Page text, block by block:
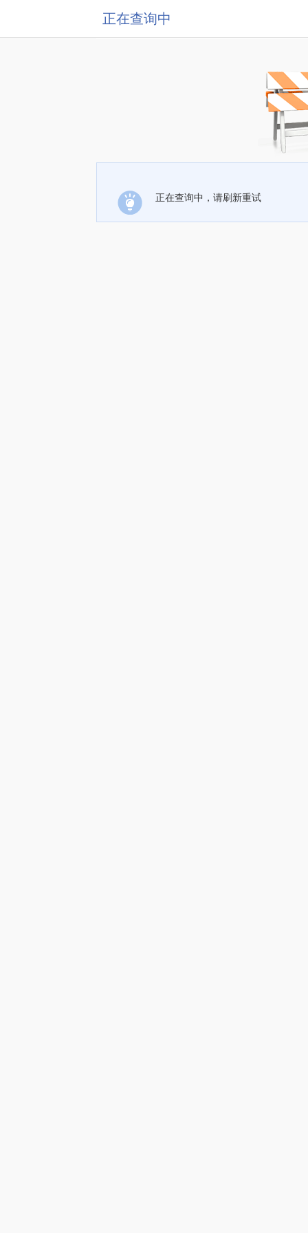
正在查询中
正在查询中，请刷新重试